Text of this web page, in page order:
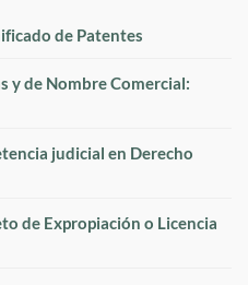
de Patentes
y de Nombre Comercial:
judicial en Derecho
de Expropiación o Licencia